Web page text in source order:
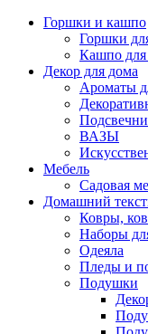
Горшки и кашпо
Горшки
Кашпо для
Декор для дома
Ароматы
ВАЗЫ
Мебель
Садовая
Домашний
Ковры,
Наборы
Одеяла
Пледы и
Подушки